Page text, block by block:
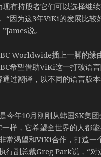
现有持股者它们可以选择继
“因为这3年ViKi的发展比较
说。
Worldwide插上一脚的缘
希望借助ViKi这一打破语
通过翻译，以不同的语言版
今年10月刚刚从韩国SK集
一样，它希望全世界的人都
常渴望和ViKi合作，打造一
行副总裁Greg Park说，“对